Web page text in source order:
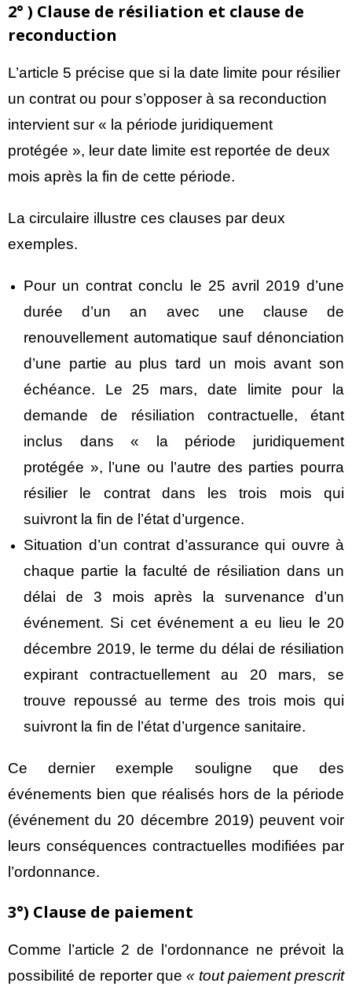
2° ) Clause de résiliation et clause de
reconduction
L’article 5 précise que si la date limite pour résilier
un contrat ou pour s’opposer à sa reconduction
intervient sur « la période juridiquement
protégée », leur date limite est reportée de deux
mois après la fin de cette période.
La circulaire illustre ces clauses par deux
exemples.
Pour un contrat conclu le 25 avril 2019 d’une
durée d’un an avec une clause de
renouvellement automatique sauf dénonciation
d’une partie au plus tard un mois avant son
échéance. Le 25 mars, date limite pour la
demande de résiliation contractuelle, étant
inclus dans « la période juridiquement
protégée », l’une ou l’autre des parties pourra
résilier le contrat dans les trois mois qui
suivront la fin de l’état d’urgence.
Situation d’un contrat d’assurance qui ouvre à
chaque partie la faculté de résiliation dans un
délai de 3 mois après la survenance d’un
événement. Si cet événement a eu lieu le 20
décembre 2019, le terme du délai de résiliation
expirant contractuellement au 20 mars, se
trouve repoussé au terme des trois mois qui
suivront la fin de l’état d’urgence sanitaire.
Ce dernier exemple souligne que des
événements bien que réalisés hors de la période
(événement du 20 décembre 2019) peuvent voir
leurs conséquences contractuelles modifiées par
l’ordonnance.
3°) Clause de paiement
Comme l’article 2 de l’ordonnance ne prévoit la
possibilité de reporter que « tout paiement prescrit